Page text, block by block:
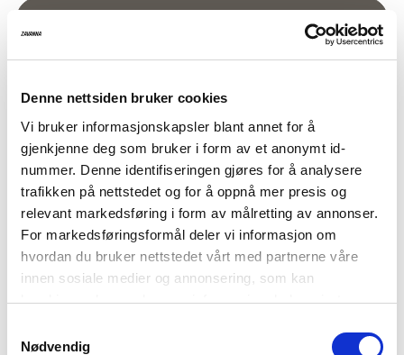
Denne nettsiden bruker cookies
Vi bruker informasjonskapsler blant annet for å
gjenkjenne deg som bruker i form av et anonymt id-
nummer. Denne identifiseringen gjøres for å analysere
trafikken på nettstedet og for å oppnå mer presis og
relevant markedsføring i form av målretting av annonser.
For markedsføringsformål deler vi informasjon om
hvordan du bruker nettstedet vårt med partnerne våre
innen sosiale medier og annonsering, som kan
kombinere den med annen informasjon du har gjort
din bruk av tjenestene deres. Les mer om hvilke
Nødvendig
Satengskjerf
På lager i butikk Utsolgt i butikk
Varenummer
Qty: 6
Nydelig satengskjerf med blå og hvite striper
Skjerfet er avlangt og måler 26 cm på det bredeste og er
130 cm langt
Kvalitet:
100% Polyester
Varenummer: